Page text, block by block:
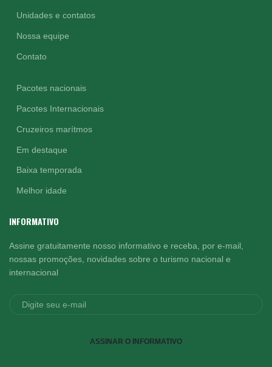
Unidades e contatos
Nossa equipe
Contato
Pacotes nacionais
Pacotes Internacionais
Cruzeiros marítmos
Em destaque
Baixa temporada
Melhor idade
INFORMATIVO
Assine gratuitamente nosso informativo e receba, por e-mail,
nossas promoções, novidades sobre o turismo nacional e
internacional
ASSINAR O INFORMATIVO